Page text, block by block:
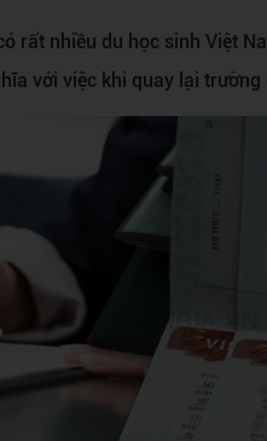
rất nhiều du học sinh Việt
với việc khi quay lại